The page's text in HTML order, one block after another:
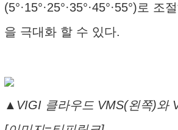
(5°·15°·25°·35°·45°·55°)로 조
을 극대화 할 수 있다.
▲VIGI 클라우드 VMS(왼쪽)와